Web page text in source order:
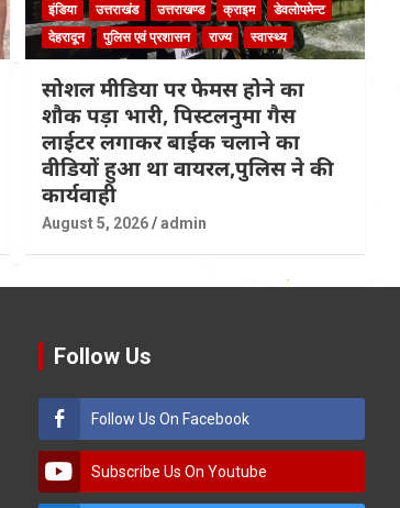
इंडिया उत्तराखंड उत्तराखण्ड क्राइम
डेवलोपमेन्ट
देहरादून
पुलिस एवं प्रशासन राज्य स्वास्थ्य
सोशल मीडिया पर फेमस होने का
शौक पड़ा भारी, पिस्टलनुमा गैस
लाईटर लगाकर बाईक चलाने का
वीडियों हुआ था वायरल,पुलिस ने की
कार्यवाही
August 5, 2026 admin
Follow Us
Follow Us On Facebook
Subscribe Us On Youtube